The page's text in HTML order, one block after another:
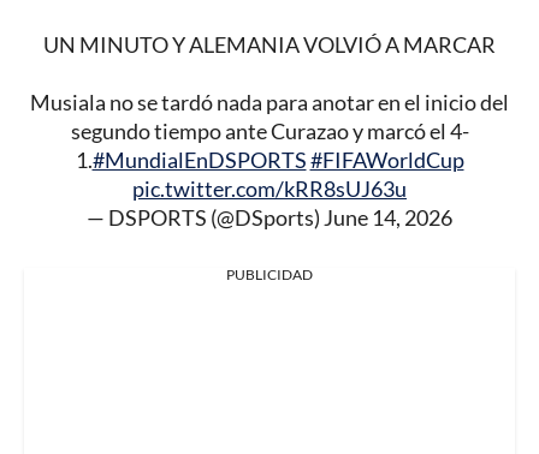
UN MINUTO Y ALEMANIA VOLVIÓ A MARCAR
Musiala no se tardó nada para anotar en el inicio del
segundo tiempo ante Curazao y marcó el 4-
1.#MundialEnDSPORTS#FIFAWorldCup
pic.twitter.com/kRR8sUJ63u
— DSPORTS (@DSports) June 14, 2026
PUBLICIDAD